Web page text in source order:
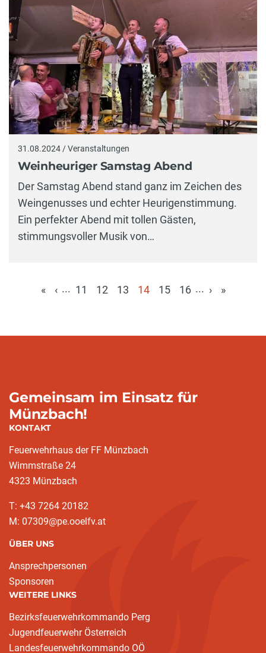
31.08.2024 / Veranstaltungen
Weinheuriger Samstag Abend
Der Samstag Abend stand ganz im Zeichen des
Weingenusses und echter Heurigenstimmung.
Ein perfekter Abend mit tollen Gästen,
stimmungsvoller Musik von…
« ‹ ... 11 12 13
14
15 16 ... › »
Gemeinsam im Einsatz für
Münzbach!
KONTAKT
Feuerwehrhaus der FF Münzbach
Wimmstraße 24
4323 Münzbach
T: +43 7264 20182
M: 07309@pe.ooelfv.at
ÜBER UNS
Ansprechpersonen
Sponsoren
WEITERE LINKS
Bezirksfeuerwehrkommando Perg
Jugendfeuerwehr Österreich
Landesfeuerwehrkommando OÖ